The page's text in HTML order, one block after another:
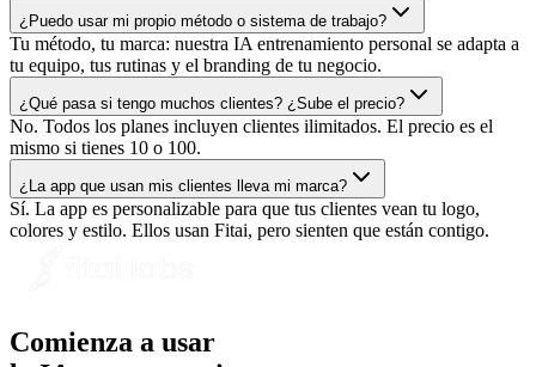
¿Puedo usar mi propio método o sistema de trabajo?
Tu método, tu marca: nuestra IA entrenamiento personal se adapta a
tu equipo, tus rutinas y el branding de tu negocio.
¿Qué pasa si tengo muchos clientes? ¿Sube el precio?
No. Todos los planes incluyen clientes ilimitados. El precio es el
mismo si tienes 10 o 100.
¿La app que usan mis clientes lleva mi marca?
Sí. La app es personalizable para que tus clientes vean tu logo,
colores y estilo. Ellos usan Fitai, pero sienten que están contigo.
Comienza a usar